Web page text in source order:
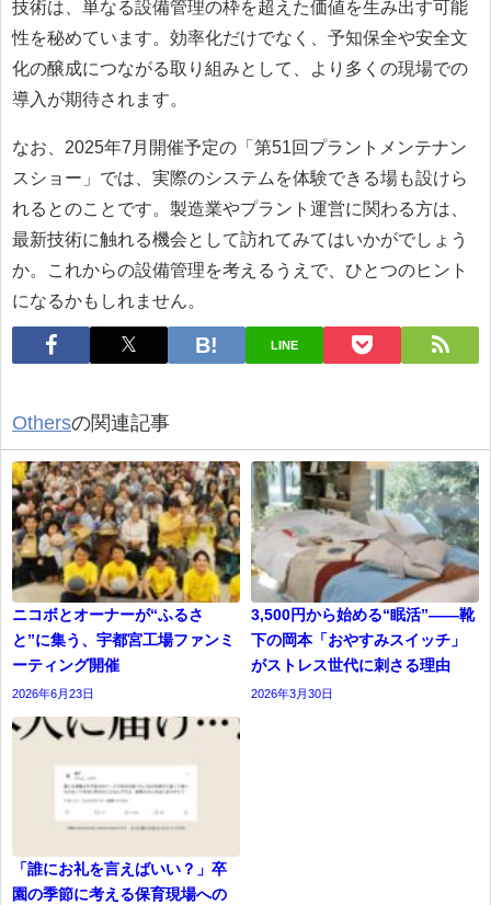
技術は、単なる設備管理の枠を超えた価値を生み出す可能
性を秘めています。効率化だけでなく、予知保全や安全文
化の醸成につながる取り組みとして、より多くの現場での
導入が期待されます。
なお、2025年7月開催予定の「第51回プラントメンテナン
スショー」では、実際のシステムを体験できる場も設けら
れるとのことです。製造業やプラント運営に関わる方は、
最新技術に触れる機会として訪れてみてはいかがでしょう
か。これからの設備管理を考えるうえで、ひとつのヒント
になるかもしれません。
LINE
Othersの関連記事
ニコボとオーナーが“ふるさ
と”に集う、宇都宮工場ファンミ
ーティング開催
2026年6月23日
3,500円から始める“眠活”――靴
下の岡本「おやすみスイッチ」
がストレス世代に刺さる理由
2026年3月30日
「誰にお礼を言えばいい？」卒
園の季節に考える保育現場への